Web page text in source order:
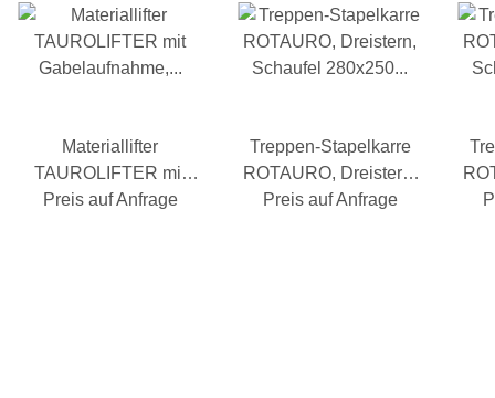
Materiallifter
TAUROLIFTER mit
Gabelaufnahme, 4-
Preis auf Anfrage
Treppen-Stapelkarre
ROTAURO, Dreistern,
Schaufel 280x250 mm,
Preis auf Anfrage